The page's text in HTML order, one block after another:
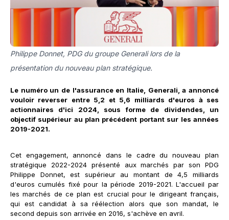
Philippe Donnet, PDG du groupe Generali lors de la
présentation du nouveau plan stratégique.
Le numéro un de l'assurance en Italie, Generali, a annoncé
vouloir reverser entre 5,2 et 5,6 milliards d'euros à ses
actionnaires d'ici 2024, sous forme de dividendes, un
objectif supérieur au plan précédent portant sur les années
2019-2021.
Cet engagement, annoncé dans le cadre du nouveau plan
stratégique 2022-2024 présenté aux marchés par son PDG
Philippe Donnet, est supérieur au montant de 4,5 milliards
d'euros cumulés fixé pour la période 2019-2021. L'accueil par
les marchés de ce plan est crucial pour le dirigeant français,
qui est candidat à sa réélection alors que son mandat, le
second depuis son arrivée en 2016, s'achève en avril.